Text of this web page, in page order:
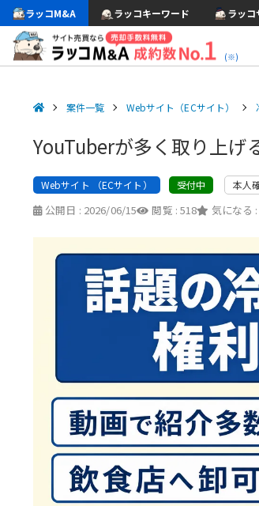
ラッコM&A ラッコキーワード ラッコ
(※)
案件一覧 Webサイト（ECサイト）
YouTuberが多く取り上げ
Webサイト （ECサイト） 受付中 本人
公開日 : 2026/06/15 閲覧 :518 気になる :